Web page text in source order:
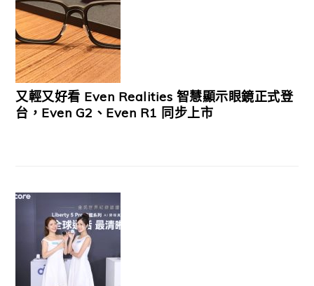
又輕又好看 Even Realities 智慧顯示眼鏡正式登
台，Even G2、Even R1 同步上市